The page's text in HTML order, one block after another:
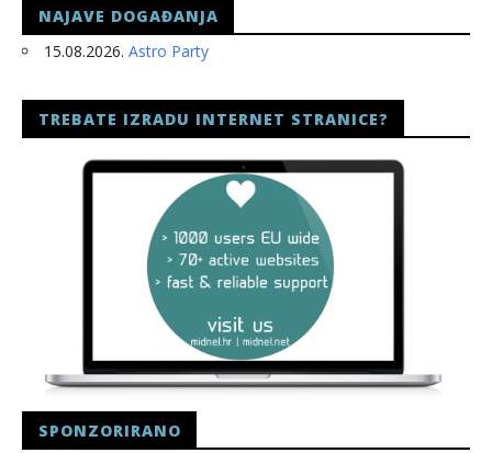
NAJAVE DOGAĐANJA
15.08.2026. Astro Party
TREBATE IZRADU INTERNET STRANICE?
SPONZORIRANO